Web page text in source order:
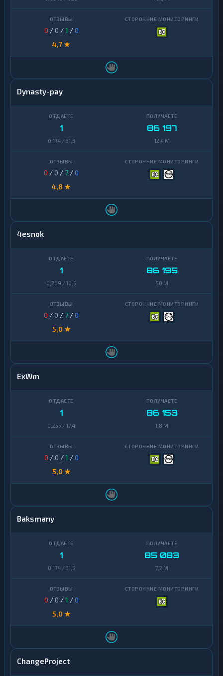
0 / 0 /1 /0
4,7 ★
Dynasty-pay
1
0,174 / 31,3
86 197
12,4 M
0 / 0 / 7 /0
4,8 ★
4esnok
1
0,209 / 10,5
86 195
50 M
0 / 0 / 7 /0
5,0 ★
ExWm
1
0,255 / 17,4
86 153
1,8 M
0 / 0 /1 /0
5,0 ★
Baksmany
1
0,174 / 31,5
85 083
7,2 M
0 / 0 /1 /0
5,0 ★
ChangeProject